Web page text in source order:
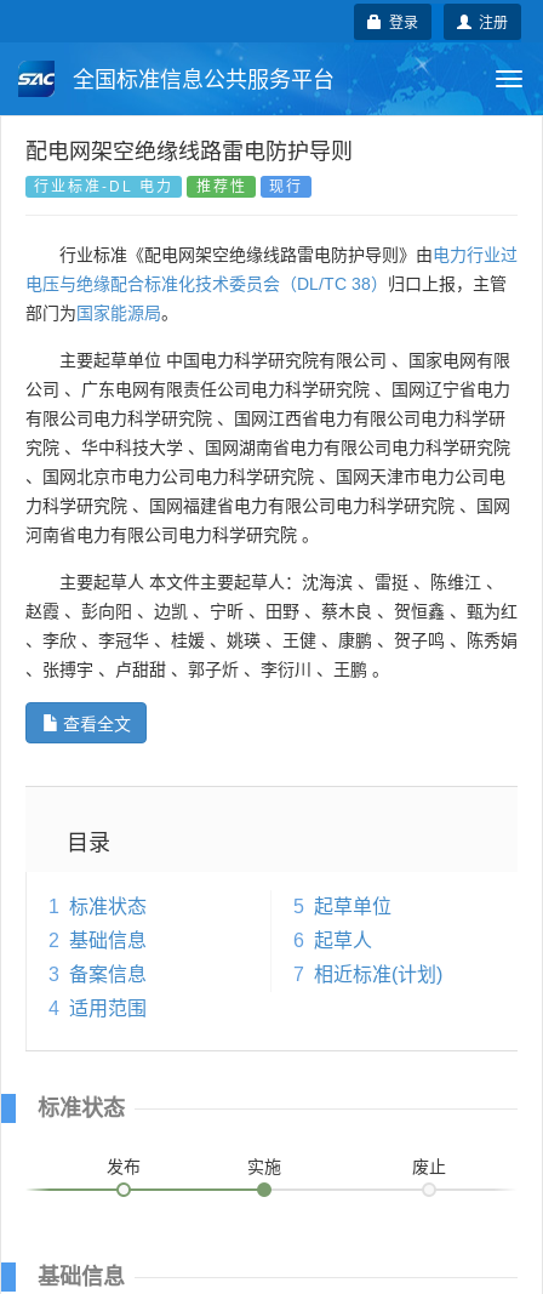
注册
登录
全国标准信息公共服务平台
国家标准 行业标准
国外标准 技术委员会
配电网架空绝缘线路雷电防护导则
行业标准-DL 电力 推荐性 现行
行业标准《配电网架空绝缘线路雷电防护导则》由电力行业过
电压与绝缘配合标准化技术委员会（DL/TC 38） 归口上报，主管
部门为国家能源局。
主要起草单位 中国电力科学研究院有限公司 、
国家电网有限
公司 、 广东电网有限责任公司电力科学研究院 、
国网辽宁省电力
有限公司电力科学研究院 、
国网江西省电力有限公司电力科学研
究院 、 华中科技大学 、
国网湖南省电力有限公司电力科学研究院
、
国网北京市电力公司电力科学研究院 、
国网天津市电力公司电
力科学研究院 、 国网福建省电力有限公司电力科学研究院 、
国网
河南省电力有限公司电力科学研究院 。
主要起草人 本文件主要起草人：沈海滨 、 雷挺 、 陈维江 、
赵霞 、 彭向阳 、 边凯 、 宁昕 、 田野 、 蔡木良 、 贺恒鑫 、 甄为红
、 李欣 、 李冠华 、 桂媛 、 姚瑛 、 王健 、 康鹏 、 贺子鸣 、
陈秀娟
、 张搏宇 、 卢甜甜 、 郭子炘 、 李衍川 、 王鹏 。
查看全文
目录
1 标准状态
2 基础信息
3 备案信息
4 适用范围
5 起草单位
6 起草人
7 相近标准(计划)
标准状态
发布 实施 废止
基础信息